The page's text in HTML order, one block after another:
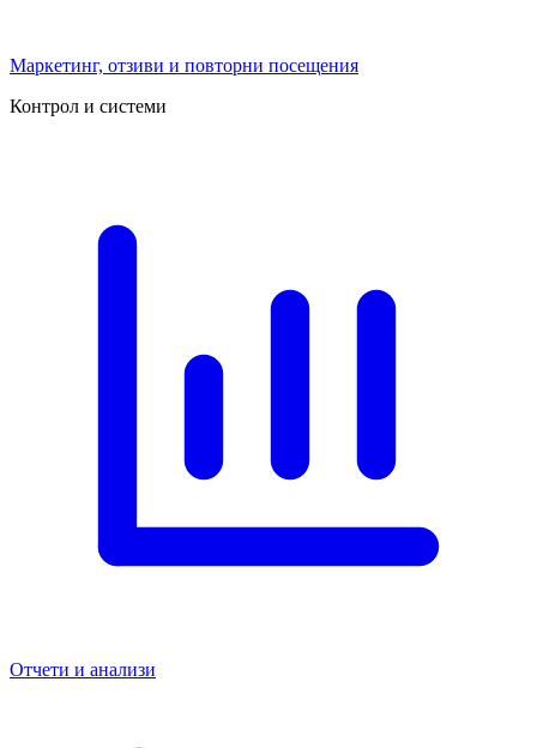
Маркетинг, отзиви и повторни посещения
Контрол и системи
Отчети и анализи